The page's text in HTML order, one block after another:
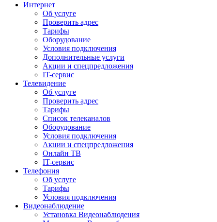
Интернет
Об услуге
Проверить адрес
Тарифы
Оборудование
Условия подключения
Дополнительные услуги
Акции и спецпредложения
IT-сервис
Телевидение
Об услуге
Проверить адрес
Тарифы
Список телеканалов
Оборудование
Условия подключения
Акции и спецпредложения
Онлайн ТВ
IT-сервис
Телефония
Об услуге
Тарифы
Условия подключения
Видеонаблюдение
Установка Видеонаблюдения